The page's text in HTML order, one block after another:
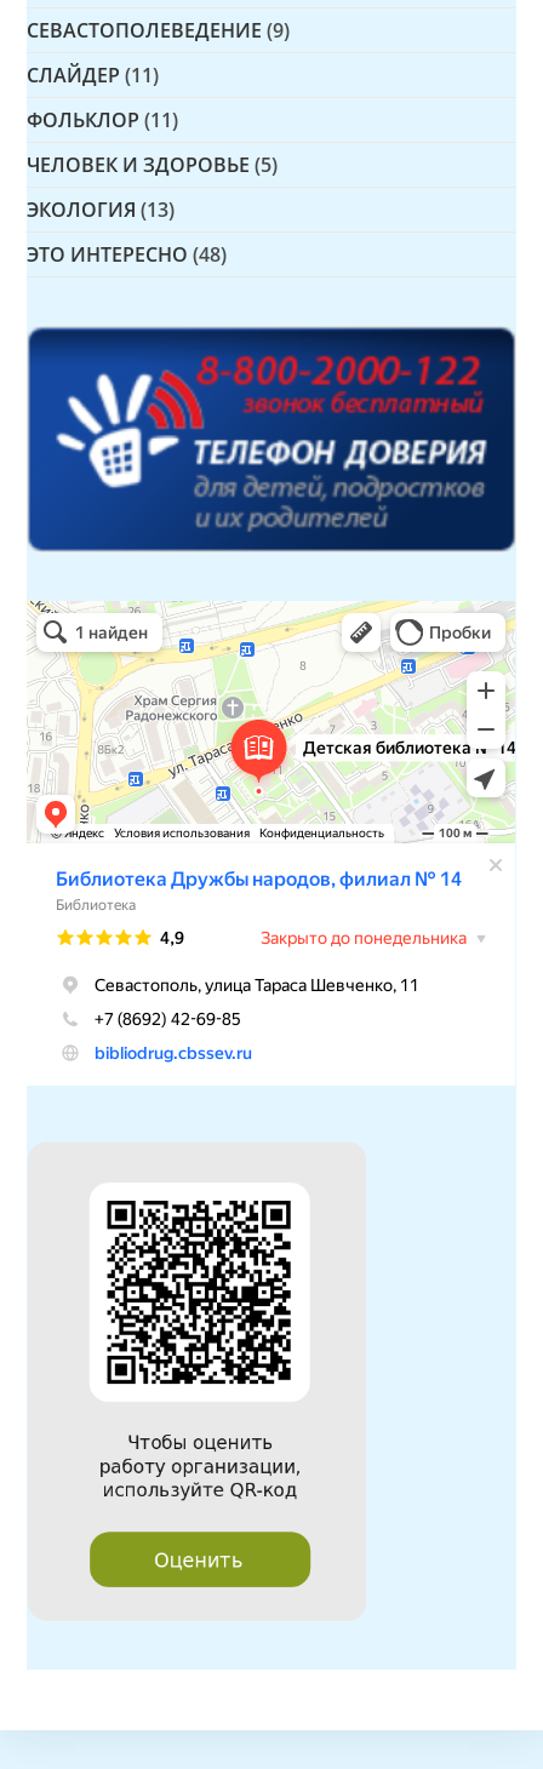
СЕВАСТОПОЛЕВЕДЕНИЕ (9)
СЛАЙДЕР (11)
ФОЛЬКЛОР (11)
ЧЕЛОВЕК И ЗДОРОВЬЕ (5)
ЭКОЛОГИЯ (13)
ЭТО ИНТЕРЕСНО (48)
Детская библиотека № 14 Дружбы народов
Библиотека в Севастополе